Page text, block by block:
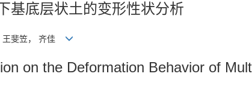
基底层状土的变形性状分析
王斐笠， 齐佳
on the Deformation Behavior of